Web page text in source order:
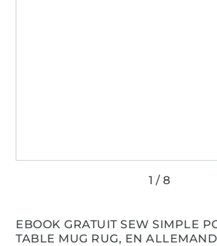
EBOOK GRATUIT SEW SIMPLE
TABLE MUG RUG, EN ALLEMAND